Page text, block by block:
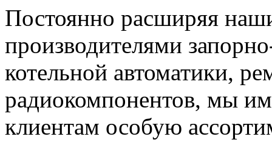
Постоянно расширяя
производителями
котельной автоматики,
радиокомпонентов, мы
клиентам особую